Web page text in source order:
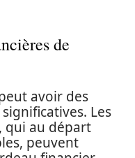
de
avoir des
Les
qui au départ
peuvent